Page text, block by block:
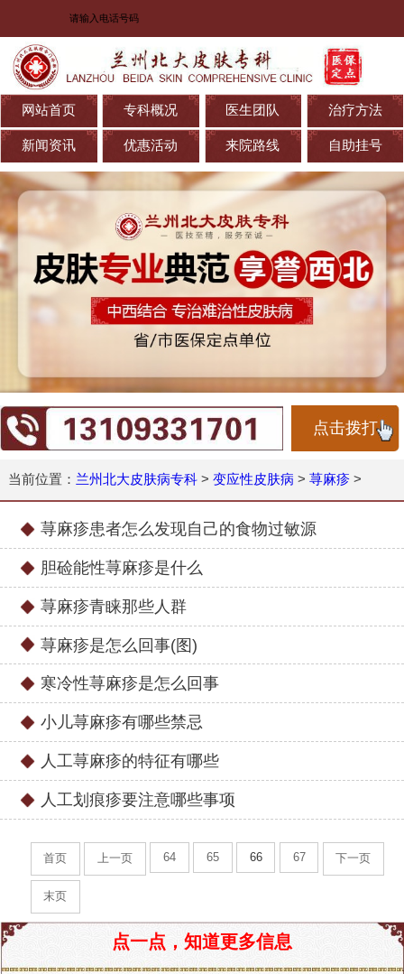
网站首页 专科概况 医生团队 治疗方法
新闻资讯 优惠活动 来院路线 自助挂号
点击拨打
当前位置： 兰州北大皮肤病专科> 变应性皮肤病 > 荨麻疹>
荨麻疹患者怎么发现自己的食物过敏源
胆硷能性荨麻疹是什么
荨麻疹青睐那些人群
荨麻疹是怎么回事(图)
寒冷性荨麻疹是怎么回事
小儿荨麻疹有哪些禁忌
人工荨麻疹的特征有哪些
人工划痕疹要注意哪些事项
首页 上一页 64 65 66 67 下一页
末页
点一点，知道更多信息